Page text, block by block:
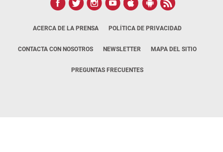
ACERCA DE LA PRENSA POLÍTICA DE PRIVACIDAD
CONTACTA CON NOSOTROS NEWSLETTER MAPA DEL SITIO
PREGUNTAS FRECUENTES